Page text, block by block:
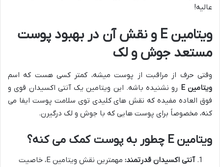
عالیه!
ویتامین E و نقش آن در بهبود پوست
مستعد جوش و لک
وقتی حرف از مراقبت از پوست میشه، کمتر کسی هست که اسم
ویتامین E
رو نشنیده باشه. این ویتامین یک آنتی اکسیدان قوی و
فوق العاده مفیده که نقش های کلیدی توی سلامت پوست ایفا می
کنه، مخصوصاً برای پوست هایی که با جوش و لک درگیرن.
ویتامین E چطور به پوست کمک می کنه؟
آنتی اکسیدان قدرتمند:
مهمترین نقش ویتامین E، خاصیت